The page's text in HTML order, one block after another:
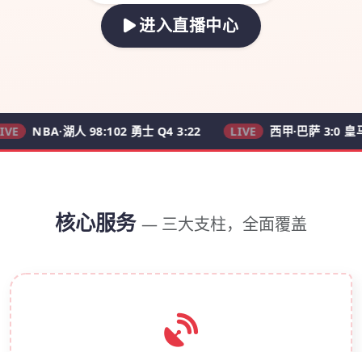
进入直播中心
湖人 98:102 勇士 Q4 3:22 LIVE 西甲·巴萨 3:0 皇马 62'
核心服务 — 三大支柱，全面覆盖